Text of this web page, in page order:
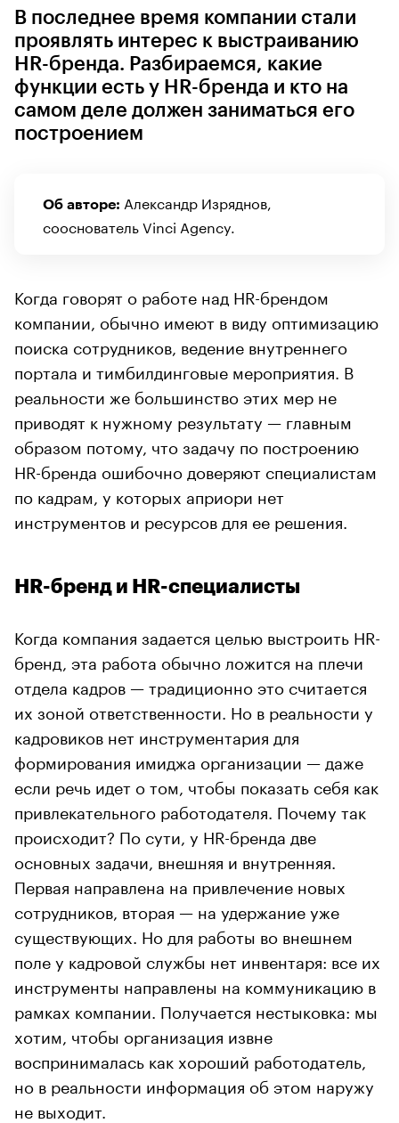
В последнее время компании стали
проявлять интерес к выстраиванию
HR-бренда. Разбираемся, какие
функции есть у HR-бренда и кто на
самом деле должен заниматься его
построением
Об авторе: Александр Изряднов,
сооснователь Vinci Agency.
Когда говорят о работе над HR-брендом
компании, обычно имеют в виду оптимизацию
поиска сотрудников, ведение внутреннего
портала и тимбилдинговые мероприятия. В
реальности же большинство этих мер не
приводят к нужному результату — главным
образом потому, что задачу по построению
HR-бренда ошибочно доверяют специалистам
по кадрам, у которых априори нет
инструментов и ресурсов для ее решения.
HR-бренд и HR-специалисты
Когда компания задается целью выстроить HR-
бренд, эта работа обычно ложится на плечи
отдела кадров — традиционно это считается
их зоной ответственности. Но в реальности у
кадровиков нет инструментария для
формирования имиджа организации — даже
если речь идет о том, чтобы показать себя как
привлекательного работодателя. Почему так
происходит? По сути, у HR-бренда две
основных задачи, внешняя и внутренняя.
Первая направлена на привлечение новых
сотрудников, вторая — на удержание уже
существующих. Но для работы во внешнем
поле у кадровой службы нет инвентаря: все их
инструменты направлены на коммуникацию в
рамках компании. Получается нестыковка: мы
хотим, чтобы организация извне
воспринималась как хороший работодатель,
но в реальности информация об этом наружу
не выходит.